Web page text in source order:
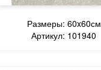
Размеры: 60x60см
Артикул: 101940